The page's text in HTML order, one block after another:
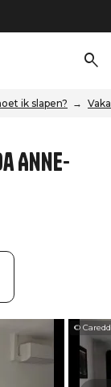
ik slapen?
Anne-
©